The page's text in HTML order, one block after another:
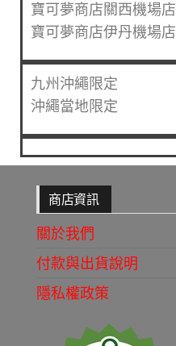
寶可夢商店關西機場店
寶可夢商店伊丹機場店
九州沖繩限定
沖繩當地限定
商店資訊
關於我們
付款與出貨說明
隱私權政策